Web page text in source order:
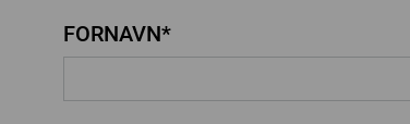
FORNAVN*